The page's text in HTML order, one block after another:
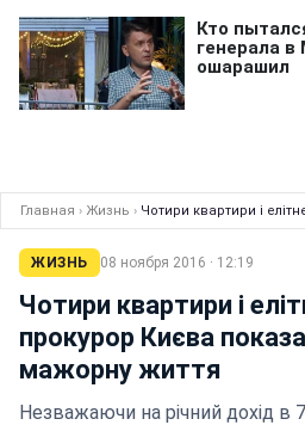
Главная › Жизнь › Чотири квартири і
ЖИЗНЬ 08 ноября 2016 · 12:19
Чотири квартири і
прокурор Києва
мажорну життя
Незважаючи на річний дохід в